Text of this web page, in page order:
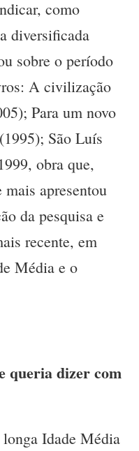
como
diversificada
sobre o período
A civilização
Para um novo
São Luís
obra que,
apresentou
da pesquisa e
recente, em
Média e o
queria dizer com
Idade Média